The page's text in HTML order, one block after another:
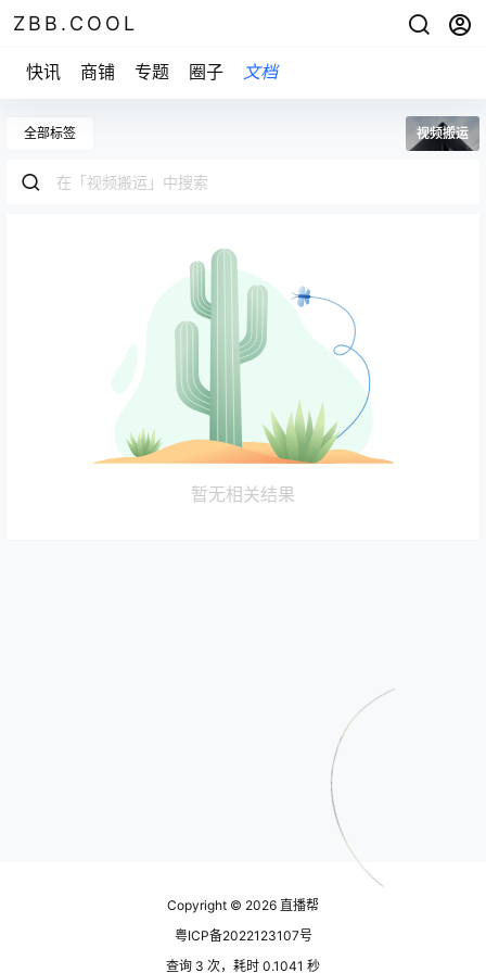
ZBB.COOL
快讯 商铺 专题 圈子 文档
全部标签 视频搬运
暂无相关结果
Copyright © 2026 直播帮
粤ICP备2022123107号
查询 3 次，耗时 0.1041 秒